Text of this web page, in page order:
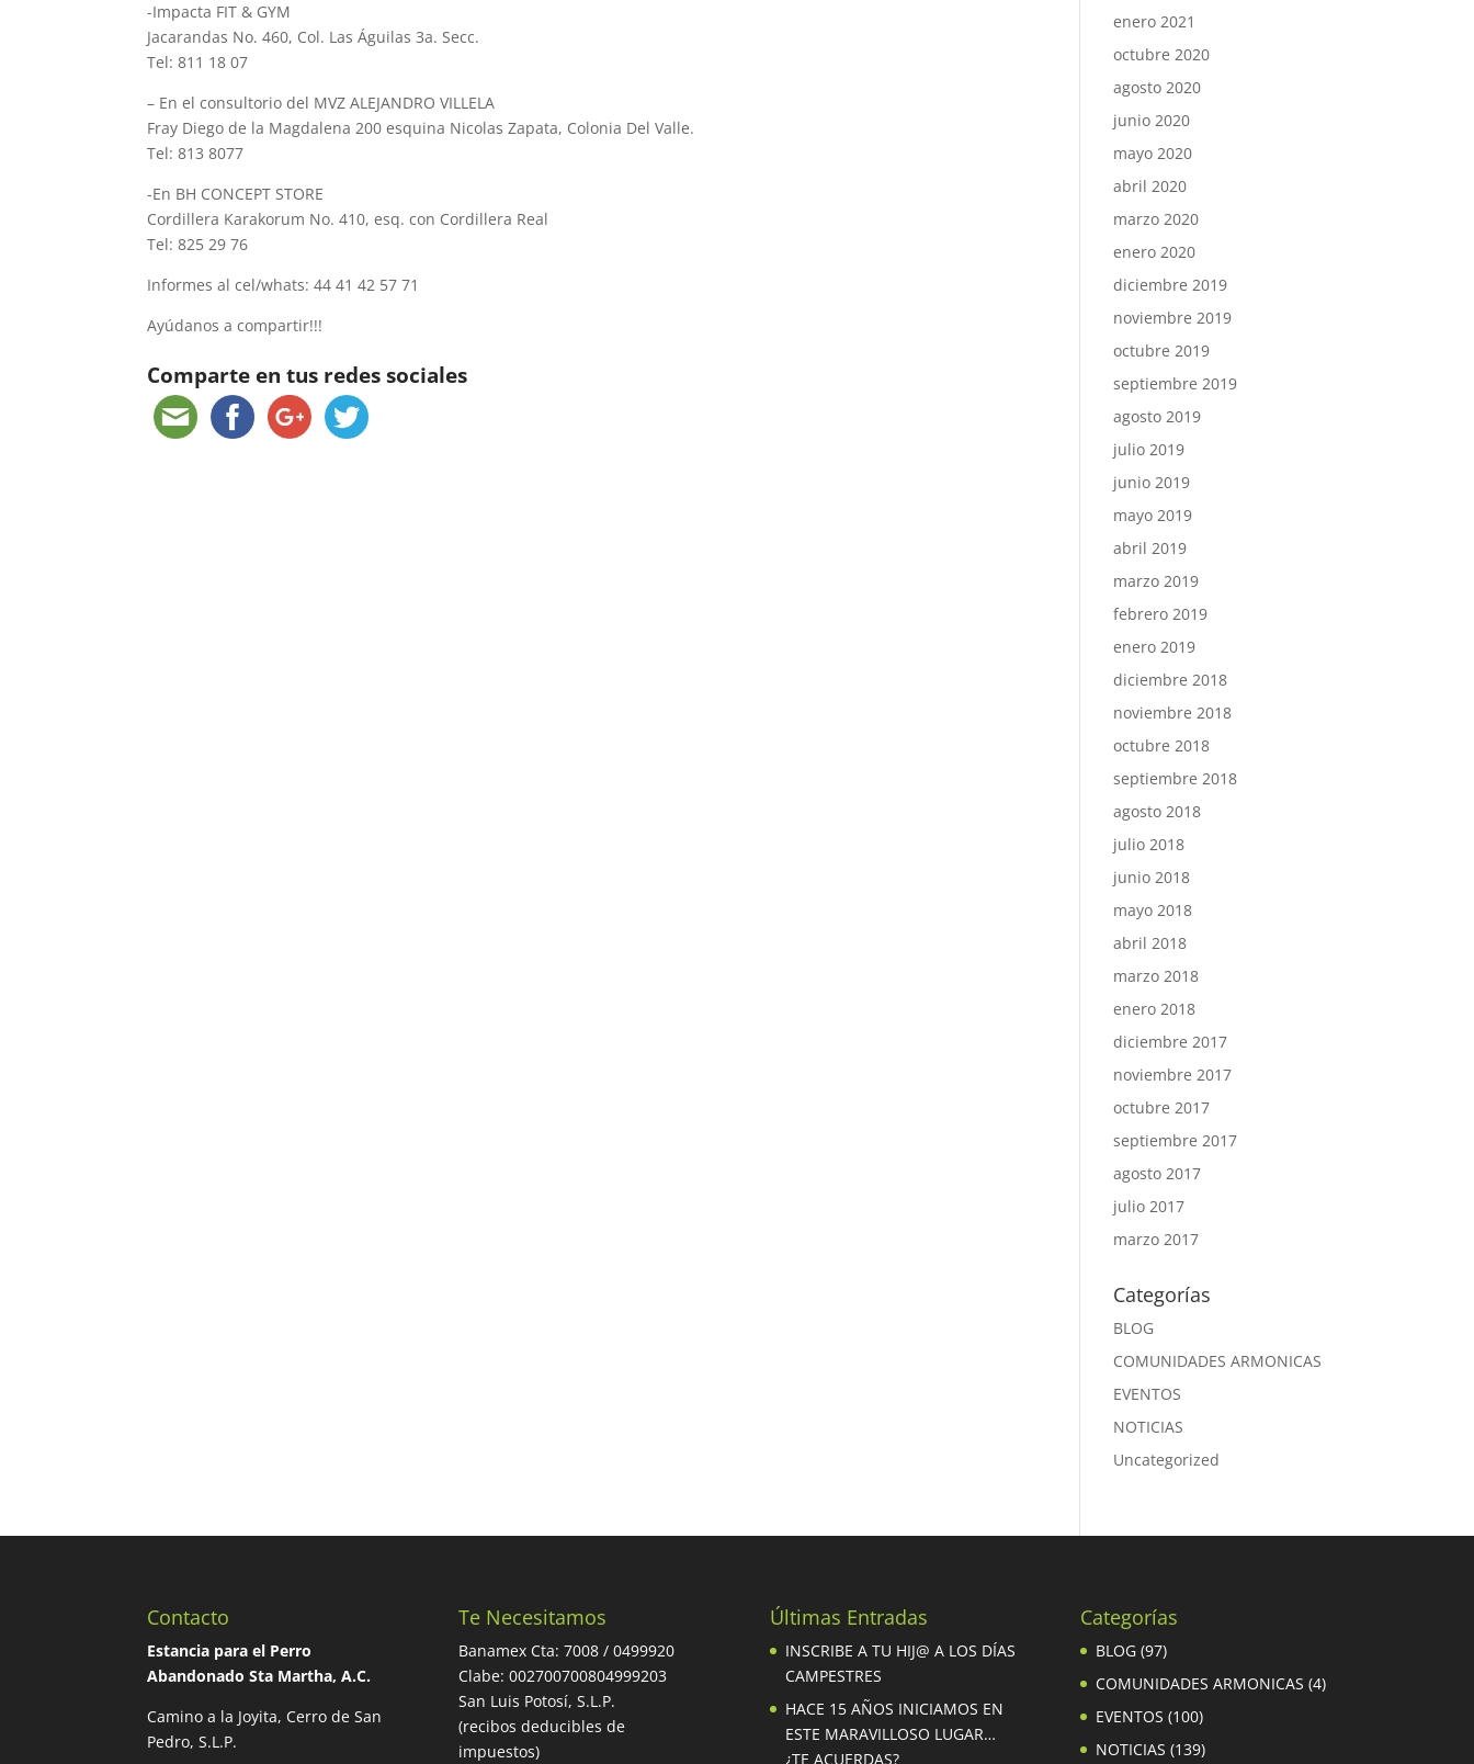
-Impacta FIT & GYM
Jacarandas No. 460, Col. Las Águilas 3a. Secc.
Tel: 811 18 07
– En el consultorio del MVZ ALEJANDRO VILLELA
Fray Diego de la Magdalena 200 esquina Nicolas Zapata, Colonia Del Valle.
Tel: 813 8077
-En BH CONCEPT STORE
Cordillera Karakorum No. 410, esq. con Cordillera Real
Tel: 825 29 76
Informes al cel/whats: 44 41 42 57 71
Ayúdanos a compartir!!!
Comparte en tus redes sociales
enero 2021
octubre 2020
agosto 2020
junio 2020
mayo 2020
abril 2020
marzo 2020
enero 2020
diciembre 2019
noviembre 2019
octubre 2019
septiembre 2019
agosto 2019
julio 2019
junio 2019
mayo 2019
abril 2019
marzo 2019
febrero 2019
enero 2019
diciembre 2018
noviembre 2018
octubre 2018
septiembre 2018
agosto 2018
julio 2018
junio 2018
mayo 2018
abril 2018
marzo 2018
enero 2018
diciembre 2017
noviembre 2017
octubre 2017
septiembre 2017
agosto 2017
julio 2017
marzo 2017
Categorías
BLOG
COMUNIDADES ARMONICAS
EVENTOS
NOTICIAS
Uncategorized
Contacto
Estancia para el Perro
Abandonado Sta Martha, A.C.
Camino a la Joyita, Cerro de San
Pedro, S.L.P.
Te Necesitamos
Banamex Cta: 7008 / 0499920
Clabe: 002700700804999203
San Luis Potosí, S.L.P.
(recibos deducibles de
impuestos)
Últimas Entradas
INSCRIBE A TU HIJ@ A LOS DÍAS
CAMPESTRES
HACE 15 AÑOS INICIAMOS EN
ESTE MARAVILLOSO LUGAR…
¿TE ACUERDAS?
Categorías
BLOG (97)
COMUNIDADES ARMONICAS (4)
EVENTOS (100)
NOTICIAS (139)